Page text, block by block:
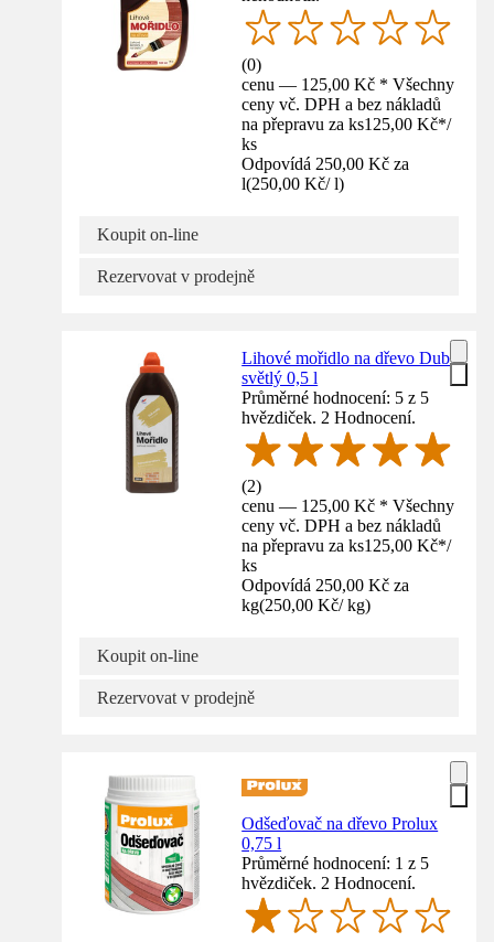
(0)
cenu — 125,00 Kč * Všechny
ceny vč. DPH a bez nákladů
na přepravu za ks125,00 Kč*/
ks
Odpovídá 250,00 Kč za
l(250,00 Kč/ l)
Koupit on-line
Rezervovat v prodejně
Lihové mořidlo na dřevo Dub
světlý 0,5 l
Průměrné hodnocení: 5 z 5
hvězdiček. 2 Hodnocení.
(2)
cenu — 125,00 Kč * Všechny
ceny vč. DPH a bez nákladů
na přepravu za ks125,00 Kč*/
ks
Odpovídá 250,00 Kč za
kg(250,00 Kč/ kg)
Koupit on-line
Rezervovat v prodejně
Odšeďovač na dřevo Prolux
0,75 l
Průměrné hodnocení: 1 z 5
hvězdiček. 2 Hodnocení.